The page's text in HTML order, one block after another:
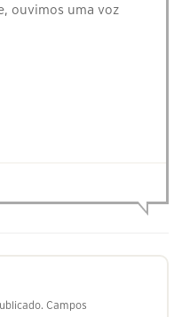
ouvimos uma voz
Campos